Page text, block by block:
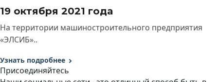
19 октября 2021 года
На территории машиностроительного предприятия
«ЭЛСИБ»..
Узнать подробнее
Присоединяйтесь